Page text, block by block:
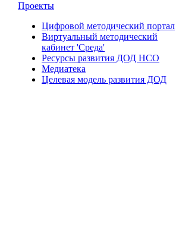
Проекты
Цифровой методический портал
Виртуальный методический
кабинет 'Среда'
Ресурсы развития ДОД НСО
Медиатека
Целевая модель развития ДОД